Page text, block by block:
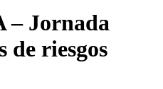
– Jornada
de riesgos